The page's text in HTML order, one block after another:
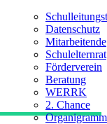
Datenschutz
Mitarbeitende
Schulelternrat
Förderverein
Beratung
WERRK
2. Chance
Organigramm